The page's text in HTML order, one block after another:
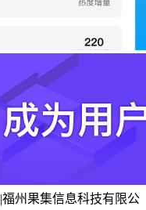
|福州果集信息科技有限公